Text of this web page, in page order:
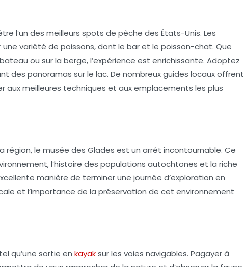
l’un des meilleurs spots de pêche des États-Unis. Les
variété de poissons, dont le bar et le poisson-chat. Que
ou sur la berge, l’expérience est enrichissante. Adoptez
des panoramas sur le lac. De nombreux guides locaux offrent
aux meilleures techniques et aux emplacements les plus
région, le musée des Glades est un arrêt incontournable. Ce
l’histoire des populations autochtones et la riche
manière de terminer une journée d’exploration en
et l’importance de la préservation de cet environnement
qu’une sortie en kayaksur les voies navigables. Pagayer à